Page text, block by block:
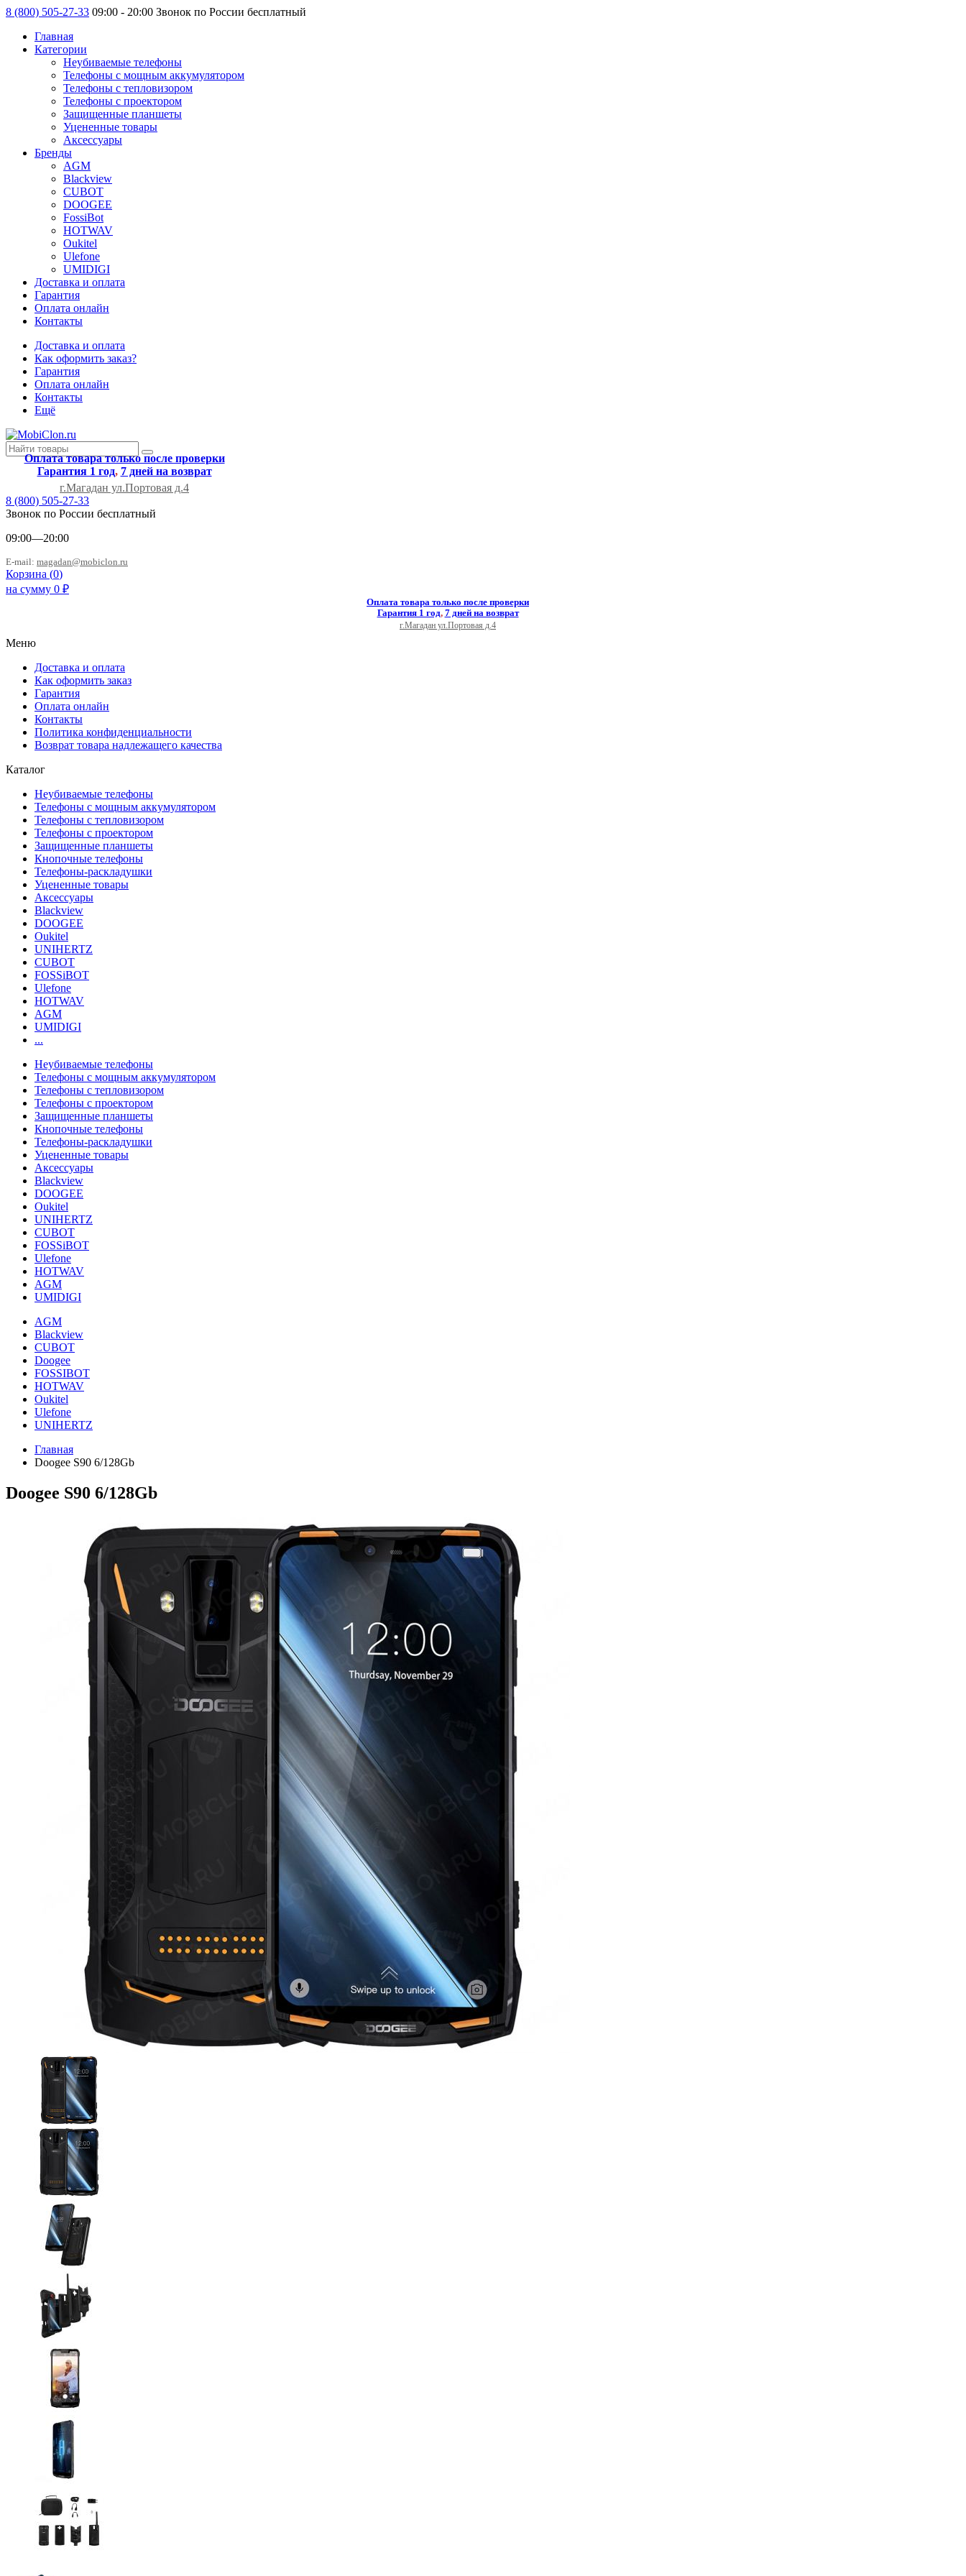
8 (800) 505-27-33 09:00 - 20:00 Звонок по России бесплатный
Главная
Категории
Неубиваемые телефоны
Телефоны с мощным аккумулятором
Телефоны с тепловизором
Телефоны с проектором
Защищенные планшеты
Уцененные товары
Аксессуары
Бренды
AGM
Blackview
CUBOT
DOOGEE
FossiBot
HOTWAV
Oukitel
Ulefone
UMIDIGI
Доставка и оплата
Гарантия
Оплата онлайн
Контакты
Доставка и оплата
Как оформить заказ?
Гарантия
Оплата онлайн
Контакты
Ещё
Оплата товара только после проверки
Гарантия 1 год, 7 дней на возврат
г.Магадан ул.Портовая д.4
8 (800) 505-27-33
Звонок по России бесплатный
09:00—20:00
E-mail: magadan@mobiclon.ru
Корзина (0)
на сумму 0 ₽
Оплата товара только после проверки
Гарантия 1 год, 7 дней на возврат
г.Магадан ул.Портовая д.4
Меню
Доставка и оплата
Как оформить заказ
Гарантия
Оплата онлайн
Контакты
Политика конфиденциальности
Возврат товара надлежащего качества
Каталог
Неубиваемые телефоны
Телефоны с мощным аккумулятором
Телефоны с тепловизором
Телефоны с проектором
Защищенные планшеты
Кнопочные телефоны
Телефоны-раскладушки
Уцененные товары
Аксессуары
Blackview
DOOGEE
Oukitel
UNIHERTZ
CUBOT
FOSSiBOT
Ulefone
HOTWAV
AGM
UMIDIGI
...
Неубиваемые телефоны
Телефоны с мощным аккумулятором
Телефоны с тепловизором
Телефоны с проектором
Защищенные планшеты
Кнопочные телефоны
Телефоны-раскладушки
Уцененные товары
Аксессуары
Blackview
DOOGEE
Oukitel
UNIHERTZ
CUBOT
FOSSiBOT
Ulefone
HOTWAV
AGM
UMIDIGI
AGM
Blackview
CUBOT
Doogee
FOSSIBOT
HOTWAV
Oukitel
Ulefone
UNIHERTZ
Главная
Doogee S90 6/128Gb
Doogee S90 6/128Gb